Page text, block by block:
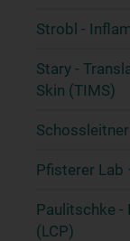
Strobl -
Stary -
Skin (TIMS)
Pfisterer Lab
Paulitschke
(LCP)